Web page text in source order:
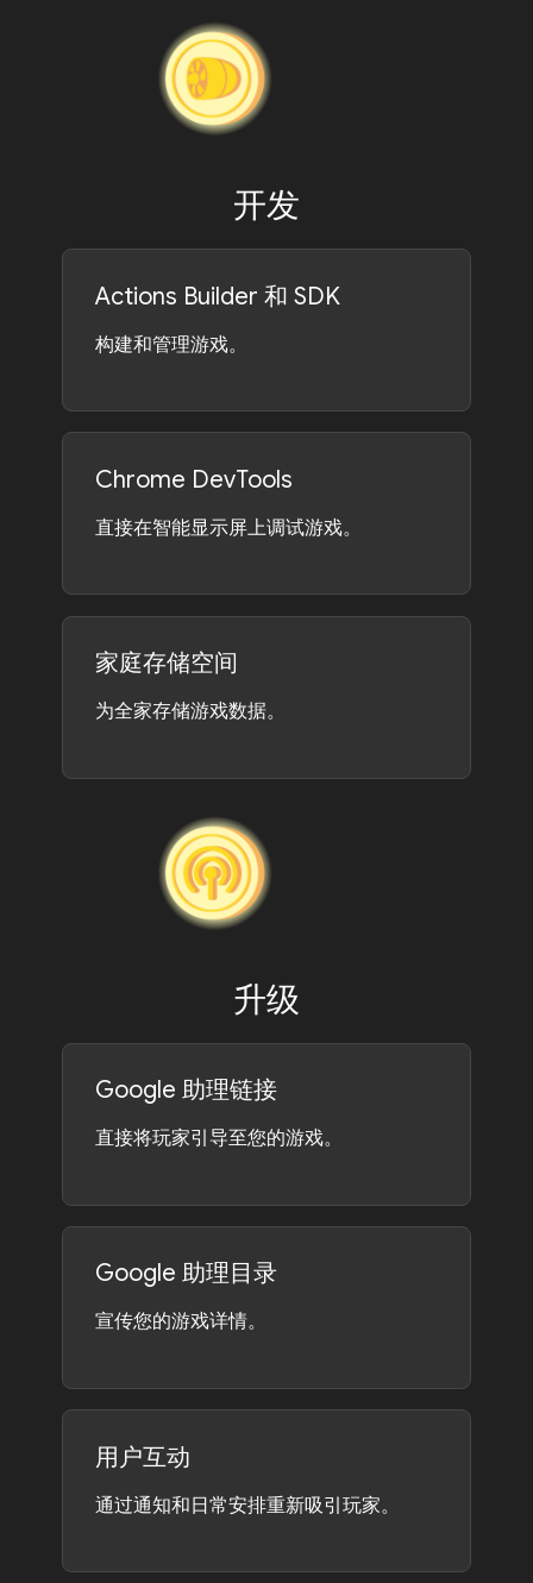
开发
Actions Builder 和 SDK
构建和管理游戏。
Chrome DevTools
直接在智能显示屏上调试游戏。
家庭存储空间
为全家存储游戏数据。
升级
Google 助理链接
直接将玩家引导至您的游戏。
Google 助理目录
宣传您的游戏详情。
用户互动
通过通知和日常安排重新吸引玩家。